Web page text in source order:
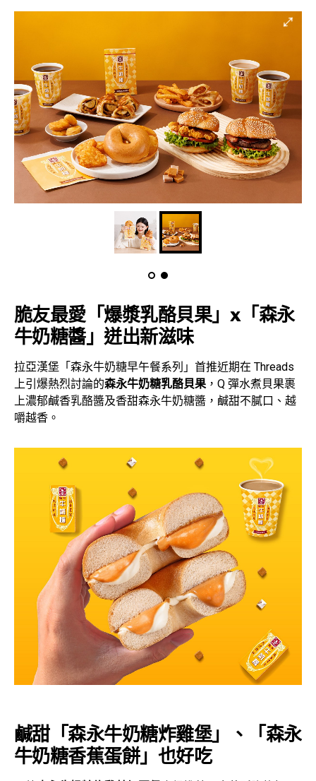
脆友最愛「爆漿乳酪貝果」x「森永
牛奶糖醬」迸出新滋味
拉亞漢堡「森永牛奶糖早午餐系列」首推近期在 Threads
上引爆熱烈討論的森永牛奶糖乳酪貝果 ，Q 彈水煮貝果裹
上濃郁鹹香乳酪醬及香甜森永牛奶糖醬，鹹甜不膩口、越
嚼越香。
鹹甜「森永牛奶糖炸雞堡」、「森永
牛奶糖香蕉蛋餅」也好吃